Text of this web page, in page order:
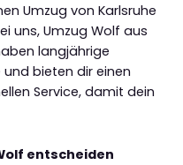
Umzug von Karlsruhe
uns, Umzug Wolf aus
langjährige
und bieten dir einen
Service, damit dein
entscheiden